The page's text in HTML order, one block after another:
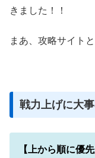
きました！！
まあ、攻略サイト
戦力上げに大
【上から順に優